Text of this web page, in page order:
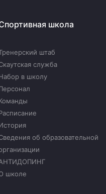
школа
штаб
служба
в школу
об образовательной
школе